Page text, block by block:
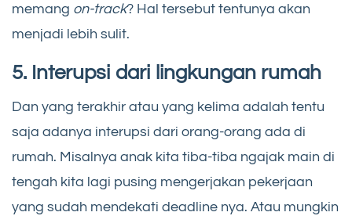
memang on-track? Hal tersebut tentunya akan
menjadi lebih sulit.
5. Interupsi dari lingkungan rumah
Dan yang terakhir atau yang kelima adalah tentu
saja adanya interupsi dari orang-orang ada di
rumah. Misalnya anak kita tiba-tiba ngajak main di
tengah kita lagi pusing mengerjakan pekerjaan
yang sudah mendekati deadline nya. Atau mungkin